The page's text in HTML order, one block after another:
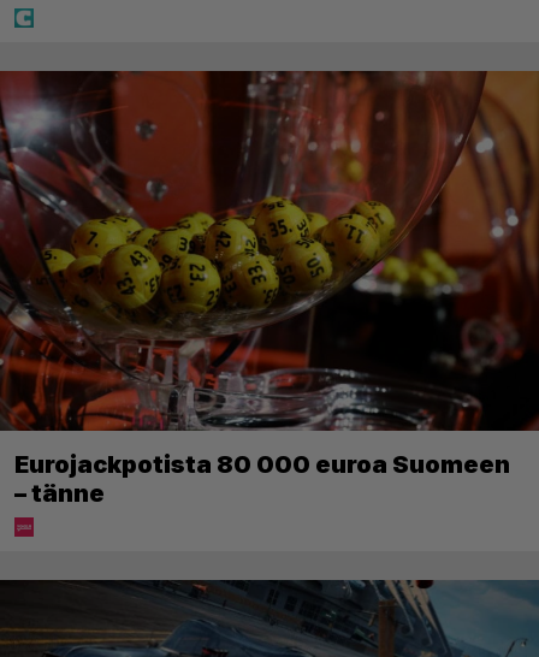
Eurojackpotista 80 000 euroa Suomeen
– tänne